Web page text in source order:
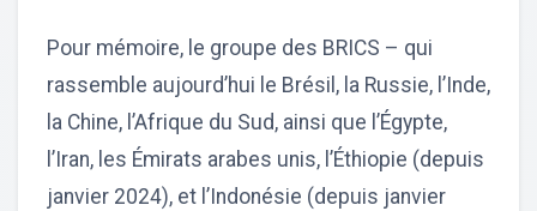
Pour mémoire, le groupe des BRICS – qui
rassemble aujourd’hui le Brésil, la Russie, l’Inde,
la Chine, l’Afrique du Sud, ainsi que l’Égypte,
l’Iran, les Émirats arabes unis, l’Éthiopie (depuis
janvier 2024), et l’Indonésie (depuis janvier